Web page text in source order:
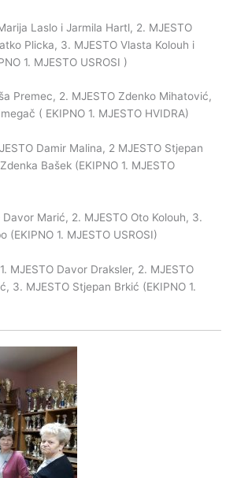
Laslo i Jarmila Hartl, 2. MJESTO
Plicka, 3. MJESTO Vlasta Kolouh i
1. MJESTO USROSI )
Premec, 2. MJESTO Zdenko Mihatović,
( EKIPNO 1. MJESTO HVIDRA)
Damir Malina, 2 MJESTO Stjepan
Bašek (EKIPNO 1. MJESTO
Davor Marić, 2. MJESTO Oto Kolouh, 3.
(EKIPNO 1. MJESTO USROSI)
MJESTO Davor Draksler, 2. MJESTO
3. MJESTO Stjepan Brkić (EKIPNO 1.